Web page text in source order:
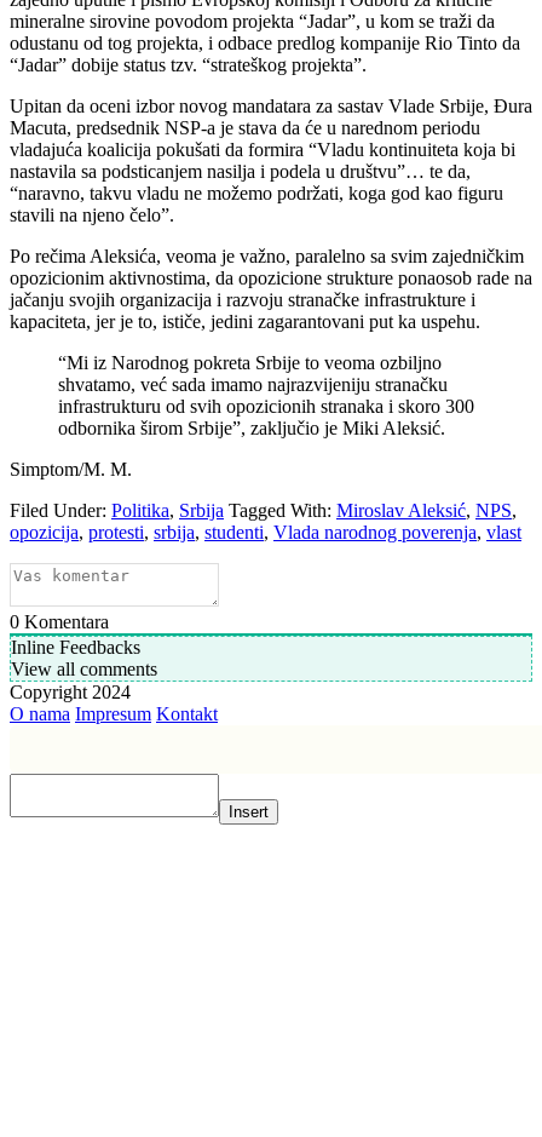
mineralne sirovine povodom projekta “Jadar”, u kom se traži da
odustanu od tog projekta, i odbace predlog kompanije Rio Tinto da
“Jadar” dobije status tzv. “strateškog projekta”.
Upitan da oceni izbor novog mandatara za sastav Vlade Srbije, Đura
Macuta, predsednik NSP-a je stava da će u narednom periodu
vladajuća koalicija pokušati da formira “Vladu kontinuiteta koja bi
nastavila sa podsticanjem nasilja i podela u društvu”… te da,
“naravno, takvu vladu ne možemo podržati, koga god kao figuru
stavili na njeno čelo”.
Po rečima Aleksića, veoma je važno, paralelno sa svim zajedničkim
opozicionim aktivnostima, da opozicione strukture ponaosob rade na
jačanju svojih organizacija i razvoju stranačke infrastrukture i
kapaciteta, jer je to, ističe, jedini zagarantovani put ka uspehu.
“Mi iz Narodnog pokreta Srbije to veoma ozbiljno
shvatamo, već sada imamo najrazvijeniju stranačku
infrastrukturu od svih opozicionih stranaka i skoro 300
odbornika širom Srbije”, zaključio je Miki Aleksić.
Simptom/M. M.
Filed Under: Politika, Srbija Tagged With: Miroslav Aleksić, NPS,
opozicija, protesti, srbija, studenti, Vlada narodnog poverenja, vlast
0 Komentara
Inline Feedbacks
View all comments
Copyright 2024
O nama Impresum Kontakt
Insert